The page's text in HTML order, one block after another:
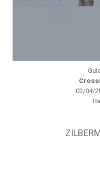
02/04/